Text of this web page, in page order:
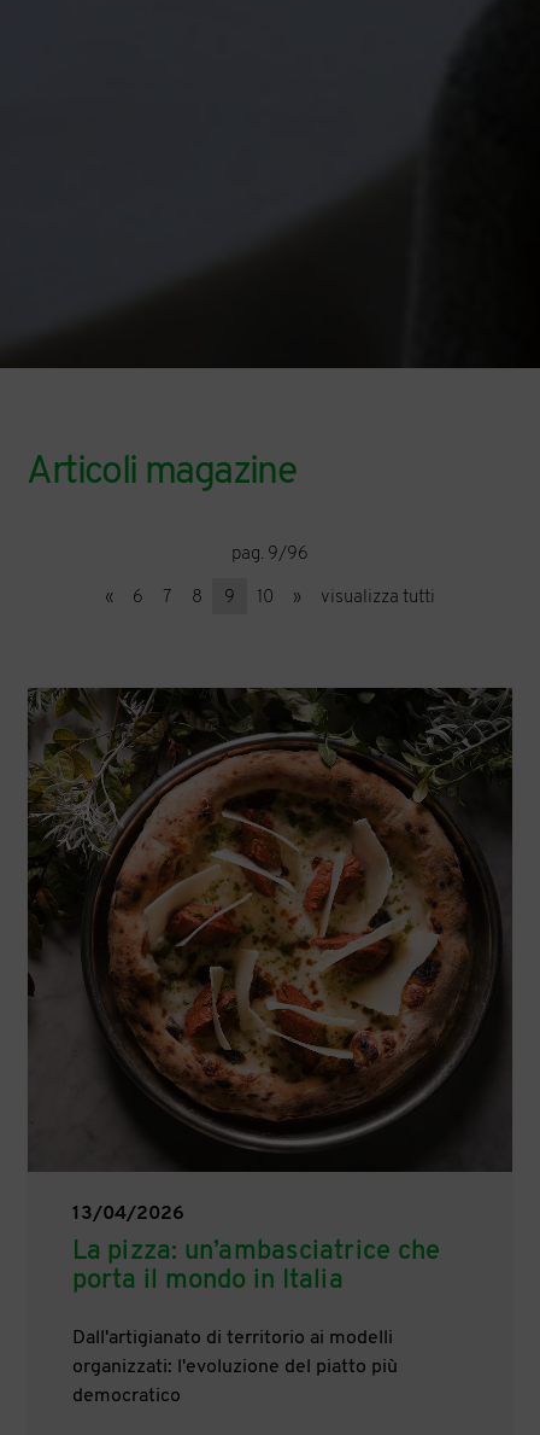
Articoli magazine
pag. 9/96
« 6 7 8 9 10 » visualizza tutti
13/04/2026
La pizza: un’ambasciatrice che
porta il mondo in Italia
Dall'artigianato di territorio ai modelli
organizzati: l'evoluzione del piatto più
democratico